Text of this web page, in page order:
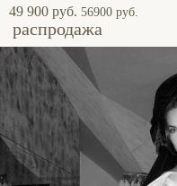
49 900 руб. 56900 руб.
распродажа